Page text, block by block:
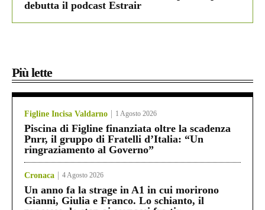
debutta il podcast Estrair
Più lette
Figline Incisa Valdarno 1 Agosto 2026
Piscina di Figline finanziata oltre la scadenza
Pnrr, il gruppo di Fratelli d’Italia: “Un
ringraziamento al Governo”
Cronaca 4 Agosto 2026
Un anno fa la strage in A1 in cui morirono
Gianni, Giulia e Franco. Lo schianto, il